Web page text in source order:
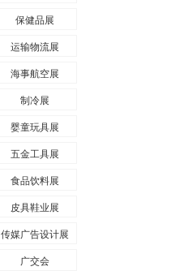
保健品展
运输物流展
海事航空展
制冷展
婴童玩具展
五金工具展
食品饮料展
皮具鞋业展
传媒广告设计展
广交会